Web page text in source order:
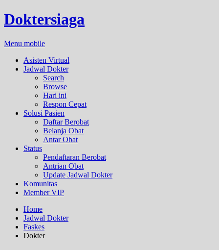
Doktersiaga
Menu mobile
Asisten Virtual
Jadwal Dokter
Search
Browse
Hari ini
Respon Cepat
Solusi Pasien
Daftar Berobat
Belanja Obat
Antar Obat
Status
Pendaftaran Berobat
Antrian Obat
Update Jadwal Dokter
Komunitas
Member VIP
Home
Jadwal Dokter
Faskes
Dokter